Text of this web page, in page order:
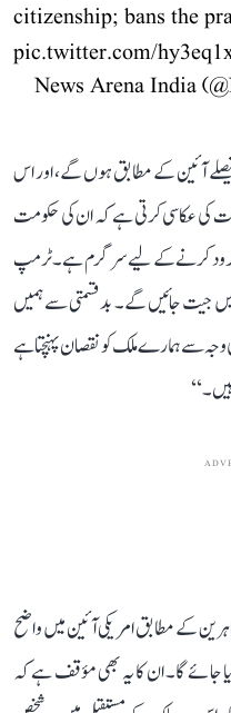
citizenship; bans the
pic.twitter.com/
آئین کے مطابق ہوں گے، اور اس
کی عکاسی کرتی ہے کہ ان کی حکومت
کرنے کے لیے سرگرم ہے۔ ٹرمپ
میں جیت جائیں گے۔ بدقسمتی سے ہمیں
وجہ سے ہمارے ملک کو نقصان پہنچتا ہے
کے مطابق امریکی آئین میں واضح
جائے گا۔ ان کا یہ بھی مؤقف ہے کہ